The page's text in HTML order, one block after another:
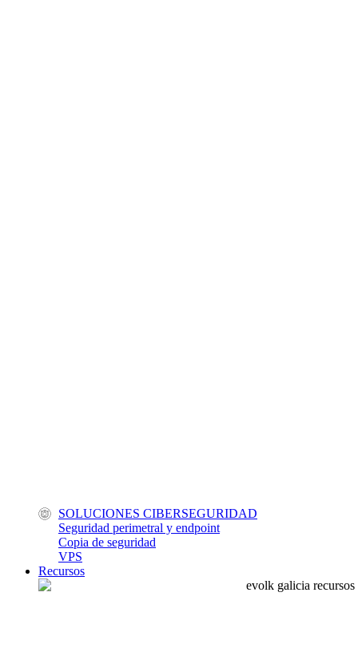
SOLUCIONES CIBERSEGURIDAD
Seguridad perimetral y endpoint
Copia de seguridad
VPS
Recursos